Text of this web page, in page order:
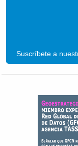
Suscríbete a